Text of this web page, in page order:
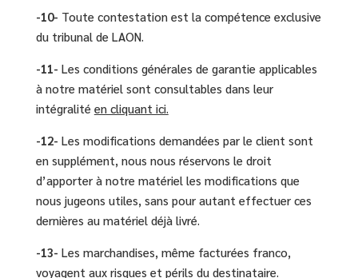
-10- Toute contestation est la compétence exclusive
du tribunal de LAON.
-11- Les conditions générales de garantie applicables
à notre matériel sont consultables dans leur
intégralité en cliquant ici.
-12- Les modifications demandées par le client sont
en supplément, nous nous réservons le droit
d’apporter à notre matériel les modifications que
nous jugeons utiles, sans pour autant effectuer ces
dernières au matériel déjà livré.
-13- Les marchandises, même facturées franco,
voyagent aux risques et périls du destinataire.